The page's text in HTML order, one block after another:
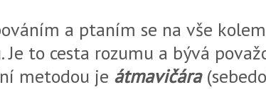
a ptaním se na vše
Je to cesta rozumu a bývá
metodou je átmavičára